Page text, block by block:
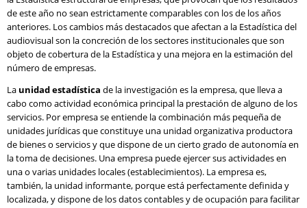
de este año no sean estrictamente comparables con los de los años
anteriores. Los cambios más destacados que afectan a la Estadística del
audiovisual son la concreción de los sectores institucionales que son
objeto de cobertura de la Estadística y una mejora en la estimación del
número de empresas.
La unidad estadística de la investigación es la empresa, que lleva a
cabo como actividad económica principal la prestación de alguno de los
servicios. Por empresa se entiende la combinación más pequeña de
unidades jurídicas que constituye una unidad organizativa productora
de bienes o servicios y que dispone de un cierto grado de autonomía en
la toma de decisiones. Una empresa puede ejercer sus actividades en
una o varias unidades locales (establecimientos). La empresa es,
también, la unidad informante, porque está perfectamente definida y
localizada, y dispone de los datos contables y de ocupación para facilitar